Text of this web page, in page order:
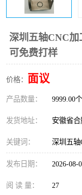
深圳五轴CNC加
可免费打样
价格： 面议
产品数量： 9999.00个
发货地址： 安徽省
关键词： 深圳五轴
发布日期： 2026-08-
阅 读 量： 27